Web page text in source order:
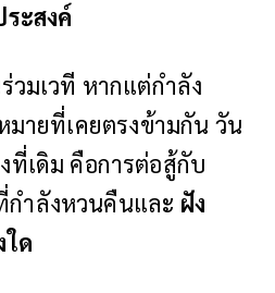
ะสงค์
วมเวที หากแต่กำลัง
มายที่เคยตรงข้ามกัน วัน
เดิม คือการต่อสู้กับ
กำลังหวนคืนและ ฝัง
ด